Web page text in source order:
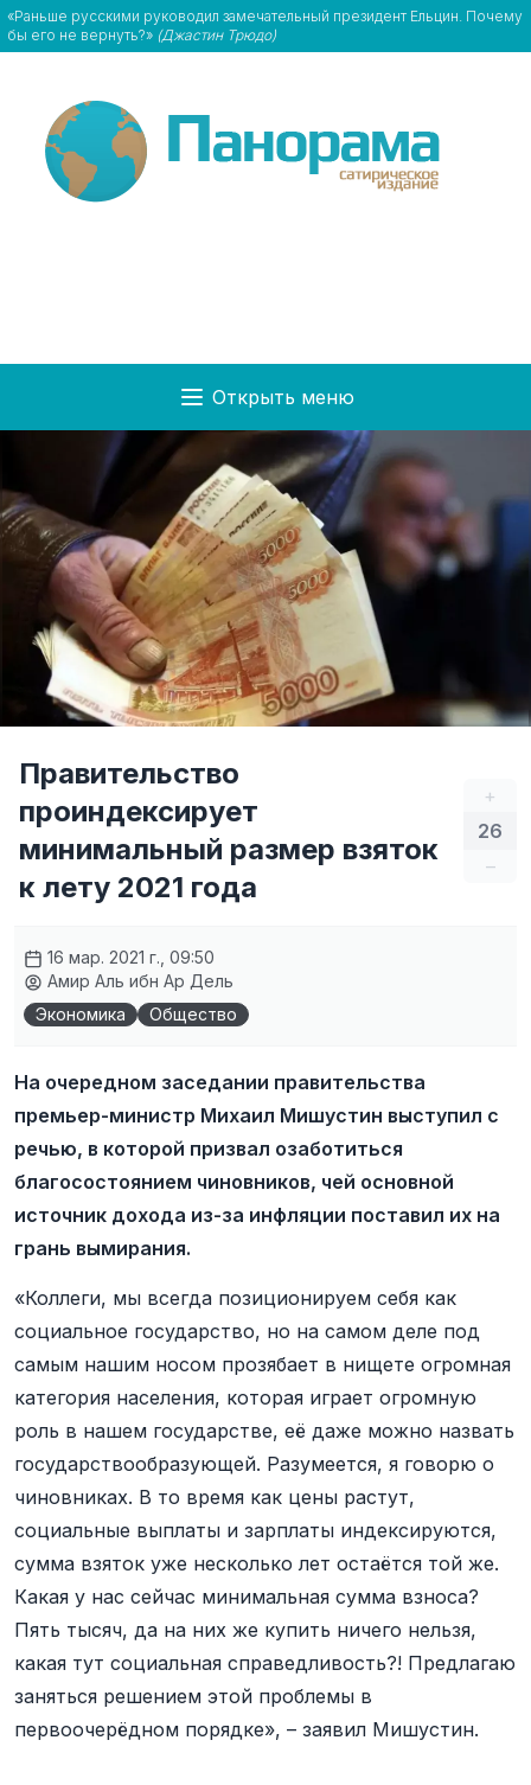
«Раньше русскими руководил замечательный президент Ельцин. Почему
бы его не вернуть?» (Джастин Трюдо)
Открыть меню
+
26
–
Правительство
проиндексирует
минимальный размер взяток
к лету 2021 года
16 мар. 2021 г., 09:50
Амир Аль ибн Ар Дель
Экономика
Общество
На очередном заседании правительства
премьер-министр Михаил Мишустин выступил с
речью, в которой призвал озаботиться
благосостоянием чиновников, чей основной
источник дохода из-за инфляции поставил их на
грань вымирания.
«Коллеги, мы всегда позиционируем себя как
социальное государство, но на самом деле под
самым нашим носом прозябает в нищете огромная
категория населения, которая играет огромную
роль в нашем государстве, её даже можно назвать
государствообразующей. Разумеется, я говорю о
чиновниках. В то время как цены растут,
социальные выплаты и зарплаты индексируются,
сумма взяток уже несколько лет остаётся той же.
Какая у нас сейчас минимальная сумма взноса?
Пять тысяч, да на них же купить ничего нельзя,
какая тут социальная справедливость?! Предлагаю
заняться решением этой проблемы в
первоочерёдном порядке», – заявил Мишустин.